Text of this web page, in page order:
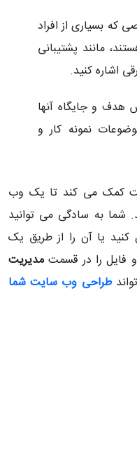
که بسیاری از افراد
مانند پشتیبانی
اشاره کنید.
هدف و جایگاه آنها
نمونه کار و
کمک می کند تا یک وب
شما به سادگی می توانید
کنید یا آن را از طریق یک
فایل را در قسمت مدیریت
طراحی وب سایت شما